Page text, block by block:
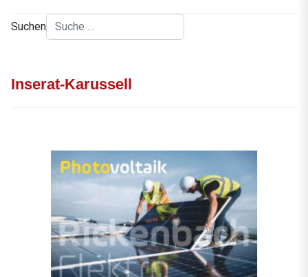
Suchen
Inserat-Karussell